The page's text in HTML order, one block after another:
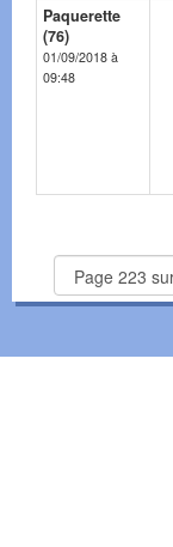
Paquerette
(76)
01/09/2018 à
09:48